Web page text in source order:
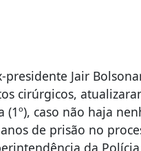
Jair
cirúrgicos,
caso não haja
de prisão no
da